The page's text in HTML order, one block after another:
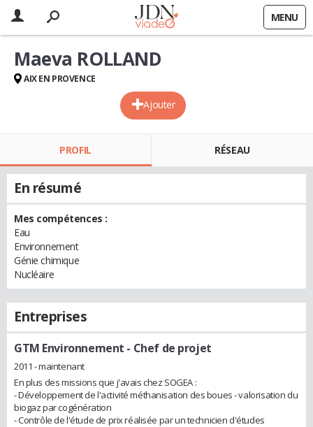
MENU
Ajouter
Maeva ROLLAND
AIX EN PROVENCE
PROFIL RÉSEAU
En résumé
Mes compétences :
Eau
Environnement
Génie chimique
Nucléaire
Entreprises
GTM Environnement - Chef de projet
2011 - maintenant
En plus des missions que j'avais chez SOGEA :
- Développement de l'activité méthanisation des boues - valorisation du
biogaz par cogénération
- Contrôle de l'étude de prix réalisée par un technicien d'études